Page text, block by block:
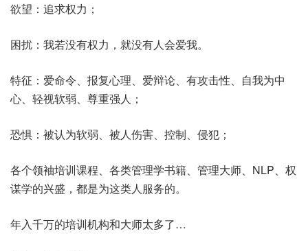
欲望：追求权力；
困扰：我若没有权力，就没有人会爱我。
特征：爱命令、报复心理、爱辩论、有攻击性、自我为中
心、轻视软弱、尊重强人；
恐惧：被认为软弱、被人伤害、控制、侵犯；
各个领袖培训课程、各类管理学书籍、管理大师、NLP、权
谋学的兴盛，都是为这类人服务的。
年入千万的培训机构和大师太多了…